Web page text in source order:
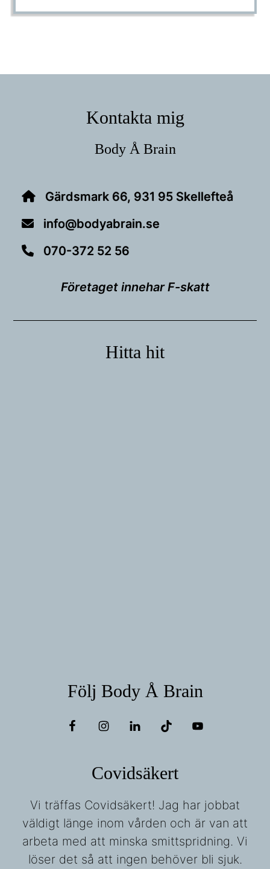
Kontakta mig
Body Å Brain
Gärdsmark 66, 931 95 Skellefteå
info@bodyabrain.se
070-372 52 56
Företaget innehar F-skatt
Hitta hit
Följ Body Å Brain
Covidsäkert
Vi träffas Covidsäkert! Jag har jobbat
väldigt länge inom vården och är van att
arbeta med att minska smittspridning. Vi
löser det så att ingen behöver bli sjuk.